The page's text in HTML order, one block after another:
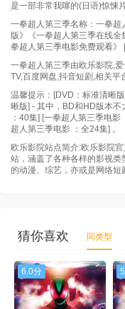
是一部非常我噻的(日语)惊悚片
一拳超人第三季名称：一拳
版》《一拳超人第三季在线
拳超人第三季电影免费观看》
一拳超人第三季由欧乐影院,
TV,百度网盘,抖音短剧,相关平
温馨提示：[DVD：标准清晰
晰版] - 其中，BD和HD版本
：40集] [一拳超人第三季电
超人第三季电影 ：全24集] 。
欧乐影院站点简介:欧乐影院
站，涵盖了各种各样的影视
的动漫、综艺，亦或是网络短
猜你喜欢 同类型
6.0分